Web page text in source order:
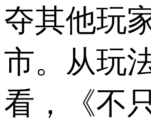
夺其他玩
市。从玩
看，《不